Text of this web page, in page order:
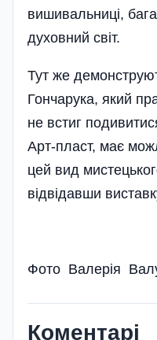
вишивальниці,
духовний світ.
Тут же
Гончарука, який
не встиг
Арт-пласт, має
цей вид
відвідавши
Фото Валерія
Коментарі